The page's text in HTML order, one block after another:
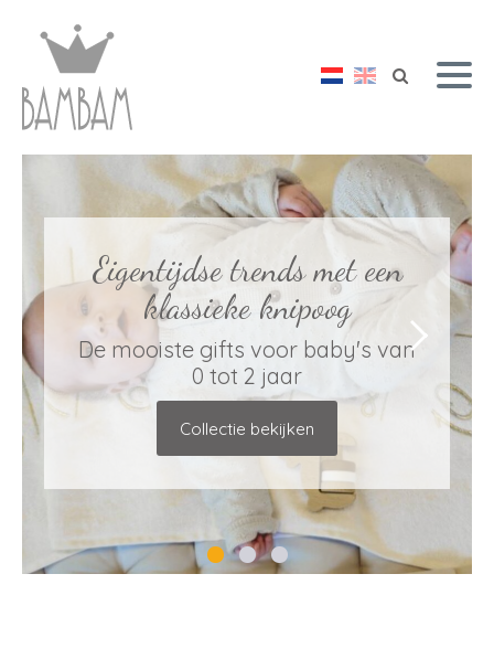
Eigentijdse trends met een
klassieke knipoog
De mooiste gifts voor baby's van
0 tot 2 jaar
Collectie bekijken